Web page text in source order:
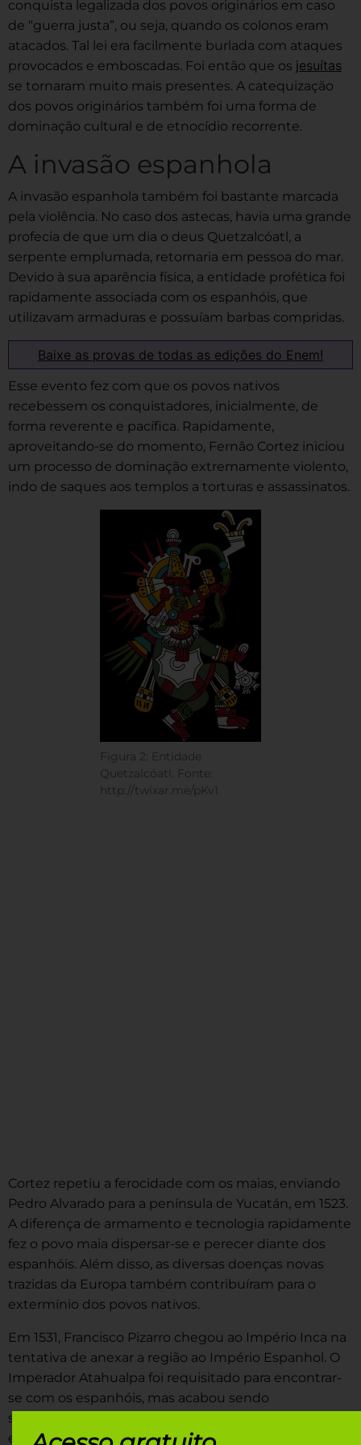
conquista legalizada dos povos originários em caso
de “guerra justa”, ou seja, quando os colonos eram
atacados. Tal lei era facilmente burlada com ataques
provocados e emboscadas. Foi então que os jesuítas
se tornaram muito mais presentes. A catequização
dos povos originários também foi uma forma de
dominação cultural e de etnocídio recorrente.
A invasão espanhola
A invasão espanhola também foi bastante marcada
pela violência. No caso dos astecas, havia uma grande
profecia de que um dia o deus Quetzalcóatl, a
serpente emplumada, retornaria em pessoa do mar.
Devido à sua aparência física, a entidade profética foi
rapidamente associada com os espanhóis, que
utilizavam armaduras e possuíam barbas compridas.
Baixe as provas de todas as edições do Enem!
Esse evento fez com que os povos nativos
recebessem os conquistadores, inicialmente, de
forma reverente e pacífica. Rapidamente,
aproveitando-se do momento, Fernão Cortez iniciou
um processo de dominação extremamente violento,
indo de saques aos templos a torturas e assassinatos.
Figura 2: Entidade
Quetzalcóatl. Fonte:
http://twixar.me/pKv1
Cortez repetiu a ferocidade com os maias, enviando
Pedro Alvarado para a península de Yucatán, em 1523.
A diferença de armamento e tecnologia rapidamente
fez o povo maia dispersar-se e perecer diante dos
espanhóis. Além disso, as diversas doenças novas
trazidas da Europa também contribuíram para o
extermínio dos povos nativos.
Em 1531, Francisco Pizarro chegou ao Império Inca na
tentativa de anexar a região ao Império Espanhol. O
Imperador Atahualpa foi requisitado para encontrar-
se com os espanhóis, mas acabou sendo
sequestrado. O resgate pedido foi uma quantia
exorbitante de ouro, que foi paga pelos nativos.